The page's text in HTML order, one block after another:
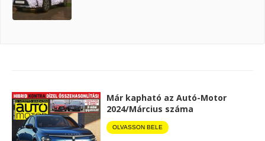
Már kapható az Autó-Motor
2024/Március száma
OLVASSON BELE